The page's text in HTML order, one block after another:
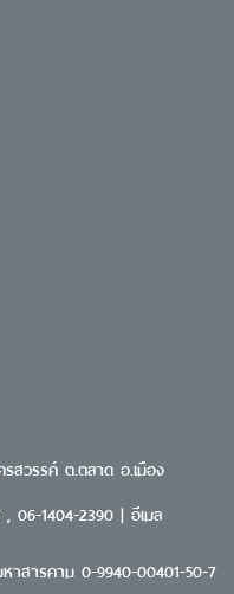
สวรรค์ ต.ตลาด อ.เมือง
06-1404-2390 | อีเมล
าสารคาม 0-9940-00401-50-7